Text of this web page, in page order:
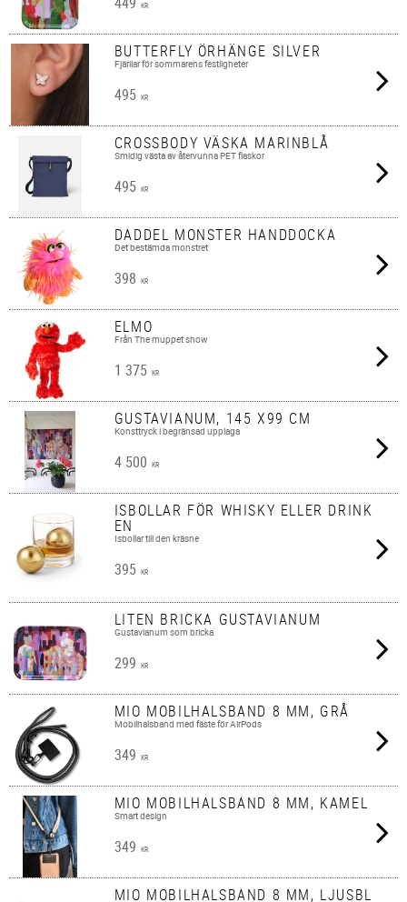
KR
BUTTERFLY ÖRHÄNGE SILVER
Fjärilar för sommarens festligheter
495 KR
CROSSBODY VÄSKA MARINBLÅ
Smidig västa av återvunna PET flaskor
495 KR
DADDEL MONSTER HANDDOCKA
Det bestämda monstret
398 KR
ELMO
Från The muppet show
1 375 KR
GUSTAVIANUM, 145 X99 CM
Konsttryck i begränsad upplaga
4 500 KR
ISBOLLAR FÖR WHISKY ELLER DRINK
EN
Isbollar till den kräsne
395 KR
LITEN BRICKA GUSTAVIANUM
Gustavianum som bricka
299 KR
MIO MOBILHALSBAND 8 MM, GRÅ
Mobilhalsband med fäste för AirPods
349 KR
MIO MOBILHALSBAND 8 MM, KAMEL
Smart design
349 KR
MIO MOBILHALSBAND 8 MM, LJUSBL